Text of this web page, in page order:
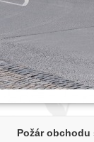
Požár obchodu